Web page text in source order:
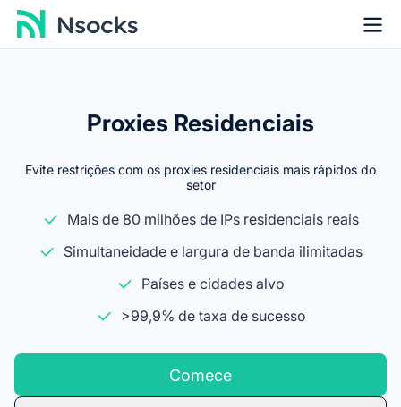
Proxies Residenciais
Evite restrições com os proxies residenciais mais rápidos do
setor
Mais de 80 milhões de IPs residenciais reais
Simultaneidade e largura de banda ilimitadas
Países e cidades alvo
>99,9% de taxa de sucesso
Comece